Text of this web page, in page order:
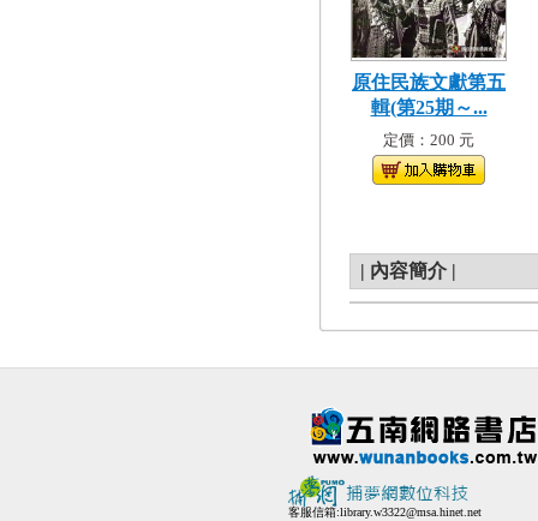
原住民族文獻第五
輯(第25期～...
定價：200 元
| 內容簡介 |
客服信箱:library.w3322@msa.hinet.net